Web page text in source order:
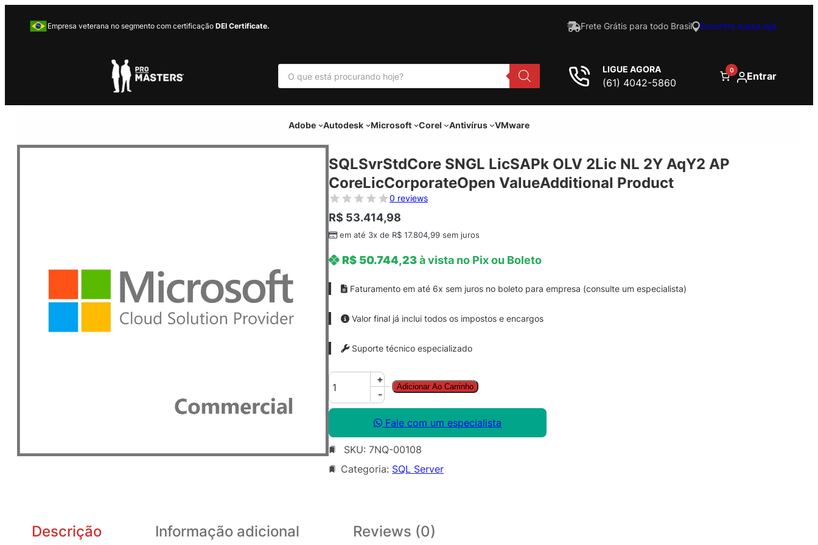
Empresa veterana no segmento com certificação DEI Certificate. Frete Grátis para todo Brasil Encontre nossa loja
P
s
u
r
LIGUE AGORA
(61) 4042-5860
0 Entrar
Adobe Autodesk Microsoft Corel Antivírus VMware
SQLSvrStdCore SNGL LicSAPk OLV 2Lic NL 2Y AqY2 AP
CoreLicCorporateOpen ValueAdditional Product
0 reviews
R$ 53.414,98
em até 3x de R$ 17.804,99 sem juros
R$ 50.744,23à vista no Pix ou Boleto
Faturamento em até 6x sem juros no boleto para empresa (consulte um especialista)
Valor final já inclui todos os impostos e encargos
Suporte técnico especializado
S
Q
L
v
r
S
+
-
Adicionar Ao Carrinho
Fale com um especialista
SKU: 7NQ-00108
Categoria: SQL Server
Descrição Informação adicional Reviews (0)